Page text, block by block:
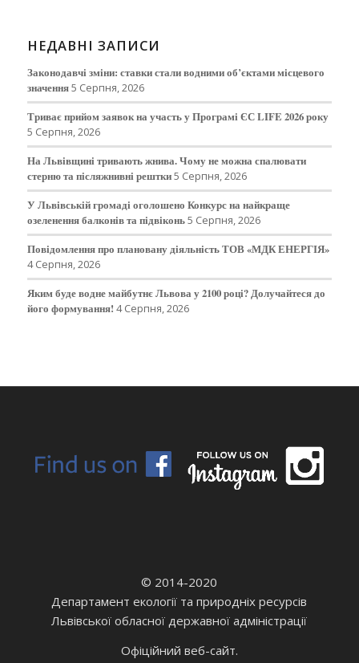
НЕДАВНІ ЗАПИСИ
Законодавчі зміни: ставки стали водними об’єктами місцевого
значення5 Серпня, 2026
Триває прийом заявок на участь у Програмі ЄС LIFE 2026 року
5 Серпня, 2026
На Львівщині тривають жнива. Чому не можна спалювати
стерню та післяжнивні рештки5 Серпня, 2026
У Львівській громаді оголошено Конкурс на найкраще
озеленення балконів та підвіконь5 Серпня, 2026
Повідомлення про плановану діяльність ТОВ «МДК ЕНЕРГІЯ»
4 Серпня, 2026
Яким буде водне майбутнє Львова у 2100 році? Долучайтеся до
його формування! 4 Серпня, 2026
© 2014-2020
Департамент екології та природніх ресурсів
Львівської обласної державної адміністрації
Офіційний веб-сайт.